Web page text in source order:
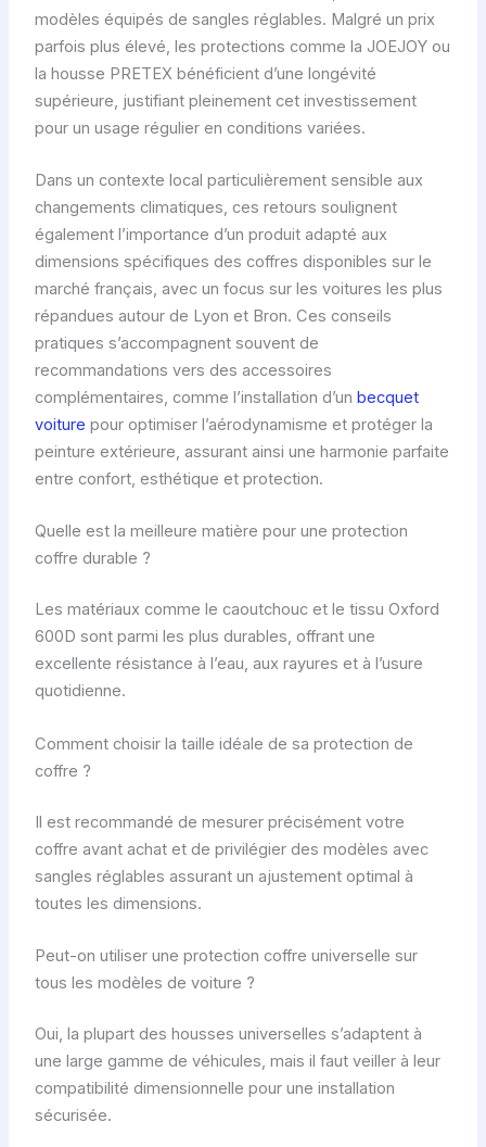
modèles équipés de sangles réglables. Malgré un prix
parfois plus élevé, les protections comme la JOEJOY ou
la housse PRETEX bénéficient d’une longévité
supérieure, justifiant pleinement cet investissement
pour un usage régulier en conditions variées.
Dans un contexte local particulièrement sensible aux
changements climatiques, ces retours soulignent
également l’importance d’un produit adapté aux
dimensions spécifiques des coffres disponibles sur le
marché français, avec un focus sur les voitures les plus
répandues autour de Lyon et Bron. Ces conseils
pratiques s’accompagnent souvent de
recommandations vers des accessoires
complémentaires, comme l’installation d’un becquet
voiture pour optimiser l’aérodynamisme et protéger la
peinture extérieure, assurant ainsi une harmonie parfaite
entre confort, esthétique et protection.
Quelle est la meilleure matière pour une protection
coffre durable ?
Les matériaux comme le caoutchouc et le tissu Oxford
600D sont parmi les plus durables, offrant une
excellente résistance à l’eau, aux rayures et à l’usure
quotidienne.
Comment choisir la taille idéale de sa protection de
coffre ?
Il est recommandé de mesurer précisément votre
coffre avant achat et de privilégier des modèles avec
sangles réglables assurant un ajustement optimal à
toutes les dimensions.
Peut-on utiliser une protection coffre universelle sur
tous les modèles de voiture ?
Oui, la plupart des housses universelles s’adaptent à
une large gamme de véhicules, mais il faut veiller à leur
compatibilité dimensionnelle pour une installation
sécurisée.